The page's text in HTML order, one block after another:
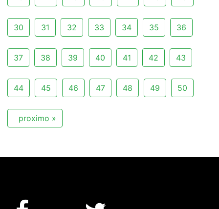
30 31 32 33 34 35 36
37 38 39 40 41 42 43
44 45 46 47 48 49 50
proximo »